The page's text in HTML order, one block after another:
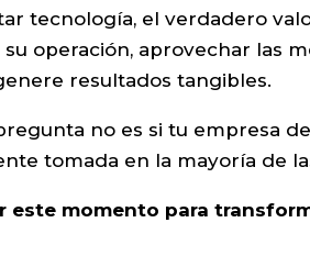
tecnología, el verdadero
operación, aprovechar las
resultados tangibles.
no es si tu empresa
tomada en la mayoría de
este momento para